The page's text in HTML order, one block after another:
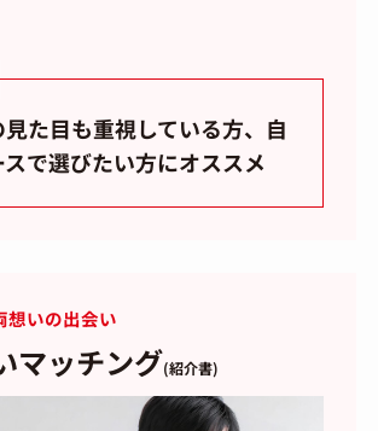
た目も重視している方、自
で選びたい方にオススメ
想いの出会い
マッチング(紹介書)